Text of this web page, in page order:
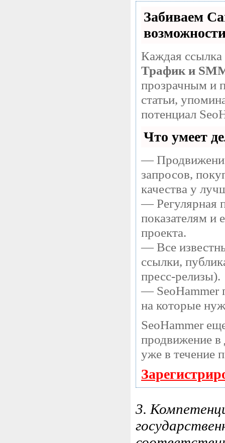
Забиваем
Каждая ссылка
Трафик и
прозрачным и
статьи,
потенциал
Что умеет
—
запросов,
качества у
— Регулярная
показателям и
проекта.
— Все
ссылки,
пресс-релизы).
— SeoHammer
на которые
SeoHammer
продвижение в
уже в течение
3.